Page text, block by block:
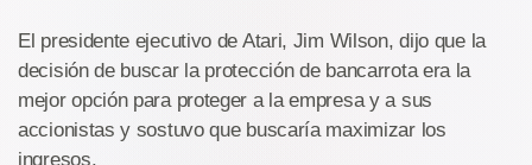
El presidente ejecutivo de Atari, Jim Wilson, dijo que la
decisión de buscar la protección de bancarrota era la
mejor opción para proteger a la empresa y a sus
accionistas y sostuvo que buscaría maximizar los
ingresos.